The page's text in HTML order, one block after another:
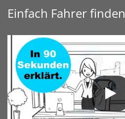
Einfach Fahrer finden